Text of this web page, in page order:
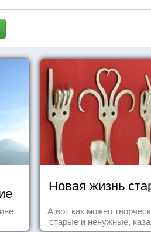
Новая жизнь
А вот как можно
старые и ненужные,